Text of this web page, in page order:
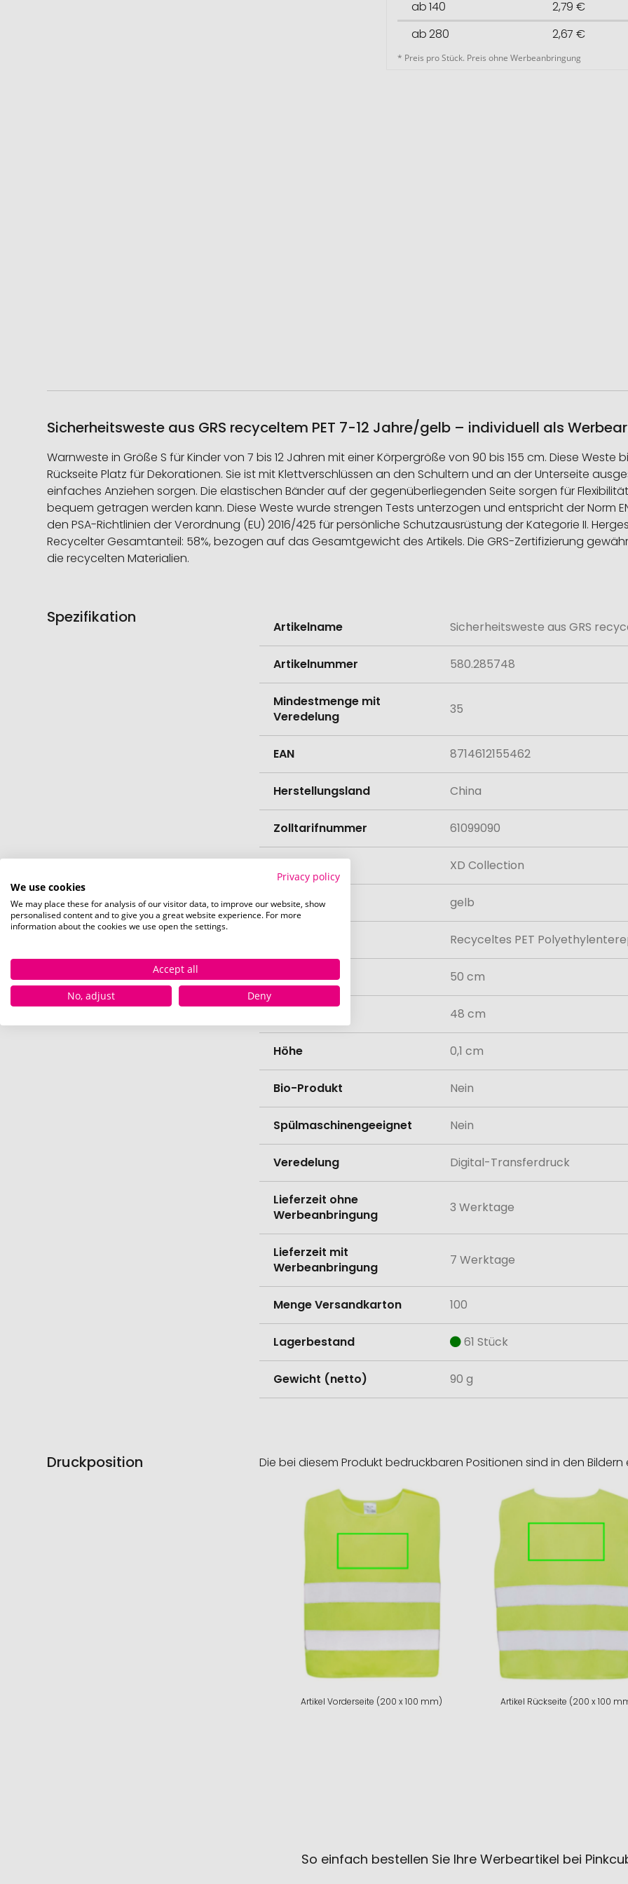
ab 140
2,79 €
ab 280
2,67 €
* Preis pro Stück. Preis ohne Werbeanbringung
Sicherheitsweste aus GRS recyceltem PET 7-12 Jahre/gelb – individuell als
Warnweste in Größe S für Kinder von 7 bis 12 Jahren mit einer Körpergröße von 90 bis 155 cm. Diese
Rückseite Platz für Dekorationen. Sie ist mit Klettverschlüssen an den Schultern und an der Unterseite
einfaches Anziehen sorgen. Die elastischen Bänder auf der gegenüberliegenden Seite sorgen für
bequem getragen werden kann. Diese Weste wurde strengen Tests unterzogen und entspricht der Norm
den PSA-Richtlinien der Verordnung (EU) 2016/425 für persönliche Schutzausrüstung der Kategorie II.
Recycelter Gesamtanteil: 58%, bezogen auf das Gesamtgewicht des Artikels. Die GRS-Zertifizierung
die recycelten Materialien.
Spezifikation
Informationen
Artikelname Sicherheitsweste aus GRS
Artikelnummer 580.285748
Mindestmenge mit
Veredelung
35
EAN 8714612155462
Herstellungsland China
Zolltarifnummer 61099090
XD Collection
Farbe gelb
Recyceltes PET
Länge 50 cm
48 cm
Höhe 0,1 cm
Bio-Produkt Nein
Spülmaschinengeeignet Nein
Veredelung Digital-Transferdruck
Lieferzeit ohne
Werbeanbringung
3 Werktage
Lieferzeit mit
Werbeanbringung
7 Werktage
Menge Versandkarton 100
Lagerbestand 61 Stück
Gewicht (netto) 90 g
Druckposition Die bei diesem Produkt bedruckbaren Positionen sind in den
Artikel Vorderseite (200 x 100 mm) Artikel Rückseite (200 x 100
So einfach bestellen Sie Ihre Werbeartikel bei
Privacy policy
We use cookies
We may place these for analysis of our visitor data, to improve our website, show
personalised content and to give you a great website experience. For more
information about the cookies we use open the settings.
Accept all
No, adjust
Deny